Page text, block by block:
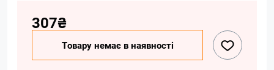
307₴
Товару немає в наявності